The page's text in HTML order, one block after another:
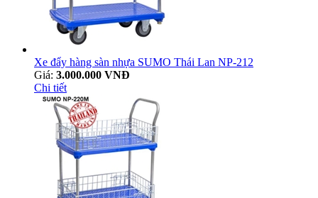
Xe đẩy hàng sàn nhựa SUMO Thái Lan NP-212
Giá: 3.000.000 VNĐ
Chi tiết